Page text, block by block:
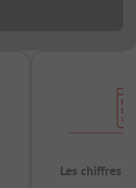
Les chiffres